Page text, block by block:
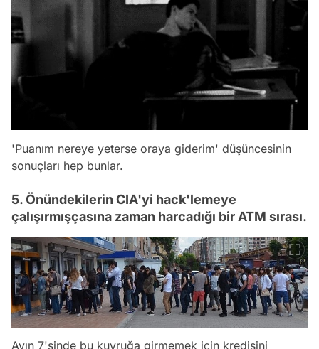
'Puanım nereye yeterse oraya giderim' düşüncesinin
sonuçları hep bunlar.
5. Önündekilerin CIA'yi hack'lemeye
çalışırmışçasına zaman harcadığı bir ATM sırası.
Ayın 7'sinde bu kuyruğa girmemek için kredisini